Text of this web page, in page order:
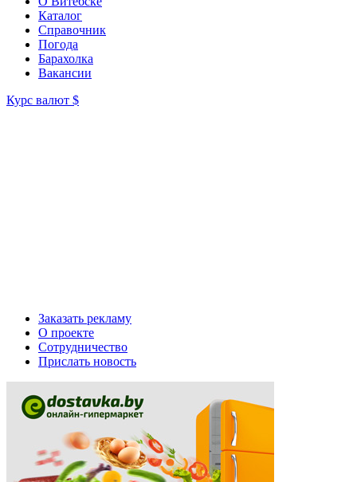
Каталог
Справочник
Погода
Барахолка
Вакансии
Курс валют $
Заказать рекламу
О проекте
Сотрудничество
Прислать новость